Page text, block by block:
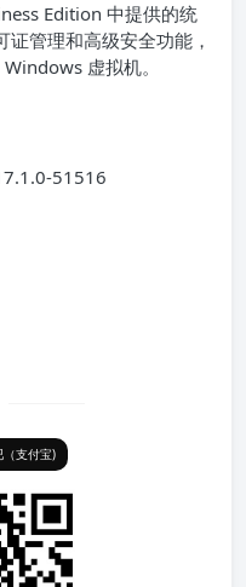
Edition 中提供的统
管理和高级安全功能，
虚拟机。
51516
支付宝)